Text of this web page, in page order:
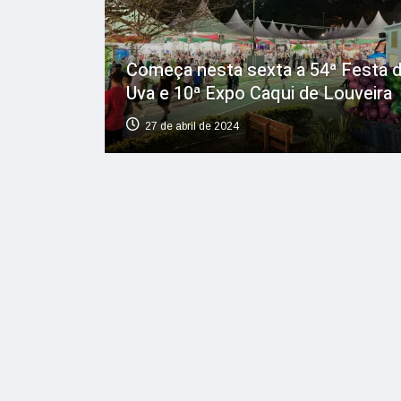
Começa nesta sexta a 54ª Festa
Uva e 10ª Expo Caqui de Louveira
27 de abril de 2024